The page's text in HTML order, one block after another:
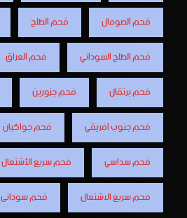
فحم الصومال
فحم الطلح
فحم الطلح السوداني
فحم العراق
فحم برتقال
فحم جزورين
فحم جنوب افريقي
فحم جواكيان
فحم سداسي
فحم سريع الأشتعال
فحم سريع الاشتعال
فحم سودانى